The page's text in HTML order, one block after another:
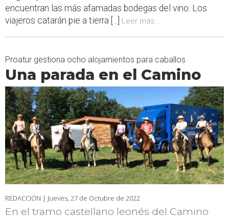
encuentran las más afamadas bodegas del vino. Los
viajeros catarán pie a tierra [...] Leer más...
Proatur gestiona ocho alojamientos para caballos
Una parada en el Camino
REDACCIÓN | Jueves, 27 de Octubre de 2022
En el tramo castellano leonés del Camino